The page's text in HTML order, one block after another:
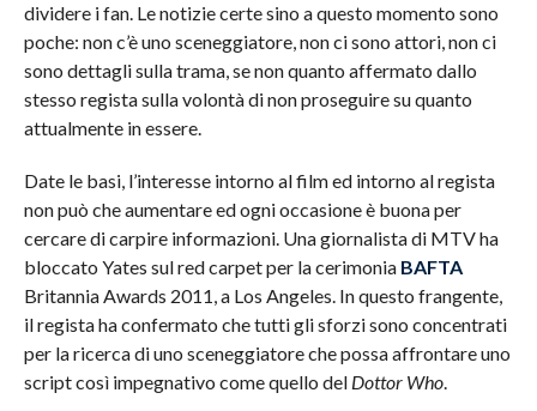
dividere i fan. Le notizie certe sino a questo momento sono
poche: non c’è uno sceneggiatore, non ci sono attori, non ci
sono dettagli sulla trama, se non quanto affermato dallo
stesso regista sulla volontà di non proseguire su quanto
attualmente in essere.
Date le basi, l’interesse intorno al film ed intorno al regista
non può che aumentare ed ogni occasione è buona per
cercare di carpire informazioni. Una giornalista di MTV ha
bloccato Yates sul red carpet per la cerimonia BAFTA
Britannia Awards 2011, a Los Angeles. In questo frangente,
il regista ha confermato che tutti gli sforzi sono concentrati
per la ricerca di uno sceneggiatore che possa affrontare uno
script così impegnativo come quello delDottor Who.